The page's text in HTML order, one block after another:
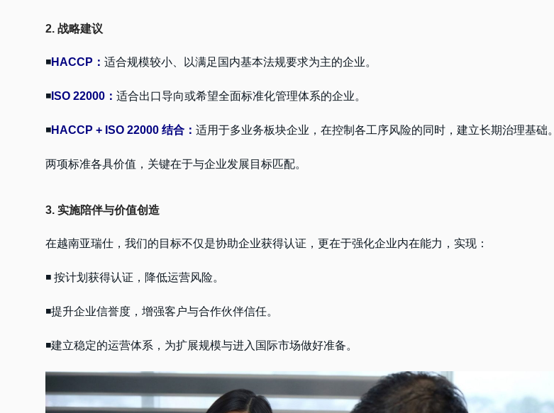
2. 战略建议
◾HACCP： 适合规模较小、以满足国内基本法规要求为主的企业。
◾ ISO 22000： 适合出口导向或希望全面标准化管理体系的企业。
◾HACCP + ISO 22000 结合： 适用于多业务板块企业，在控制各工序风险的同时，建立长期治理基础。
两项标准各具价值，关键在于与企业发展目标匹配。
3. 实施陪伴与价值创造
在越南亚瑞仕，我们的目标不仅是协助企业获得认证，更在于强化企业内在能力，实现：
◾ 按计划获得认证，降低运营风险。
◾提升企业信誉度，增强客户与合作伙伴信任。
◾建立稳定的运营体系，为扩展规模与进入国际市场做好准备。